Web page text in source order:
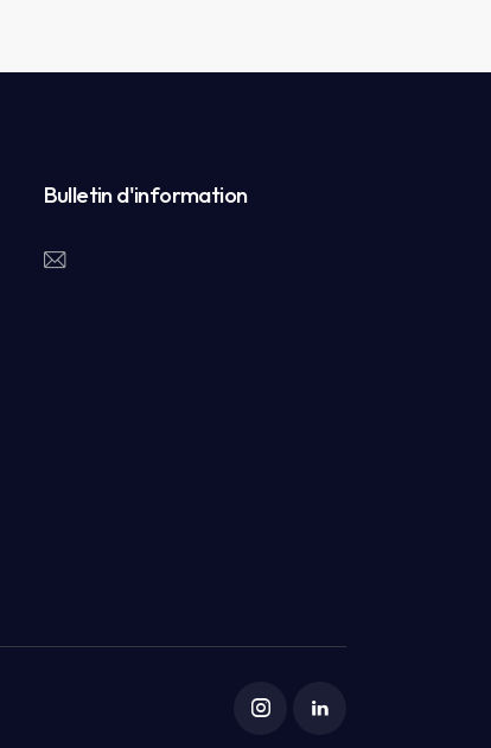
Bulletin d'information